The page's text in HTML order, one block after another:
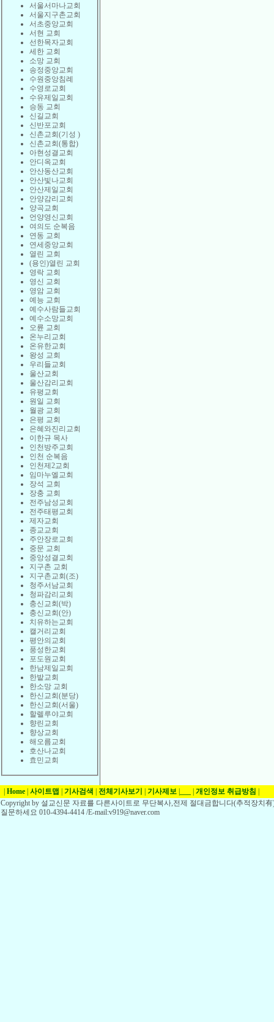
서울서마나교회
서울지구촌교회
서초중앙교회
서현 교회
선한목자교회
세한 교회
소망 교회
송정중앙교회
수원중앙침례
수영로교회
수유제일교회
승동 교회
신길교회
신반포교회
신촌교회(기성 )
신촌교회(통합)
아현성결교회
안디옥교회
안산동산교회
안산빛나교회
안산제일교회
안양감리교회
양곡교회
언양영신교회
여의도 순복음
연동 교회
연세중앙교회
열린 교회
(용인)열린 교회
영락 교회
영신 교회
영암 교회
예능 교회
예수사람들교회
예수소망교회
오륜 교회
온누리교회
온유한교회
왕성 교회
우리들교회
울산교회
울산감리교회
유평교회
원일 교회
월광 교회
은평 교회
은혜와진리교회
이한규 목사
인천방주교회
인천 순복음
인천제2교회
임마누엘교회
장석 교회
장충 교회
전주남성교회
전주태평교회
제자교회
종교교회
주안장로교회
중문 교회
중앙성결교회
지구촌 교회
지구촌교회(조)
청주서남교회
청파감리교회
충신교회(박)
충신교회(안)
치유하는교회
캘거리교회
평안의교회
풍성한교회
포도원교회
한남제일교회
한밭교회
한소망 교회
한신교회(분당)
한신교회(서울)
할렐루야교회
향린교회
향상교회
해오름교회
호산나교회
효민교회
Home 사이트맵 기사검색 전체기사보기 기사제보 개인정보 취급방침
Copyright by 설교신문 자료를 다른사이트로 무단복사,전제 절대금합니다(추적장치
질문하세요 010-4394-4414 /E-mail:v919@naver.com